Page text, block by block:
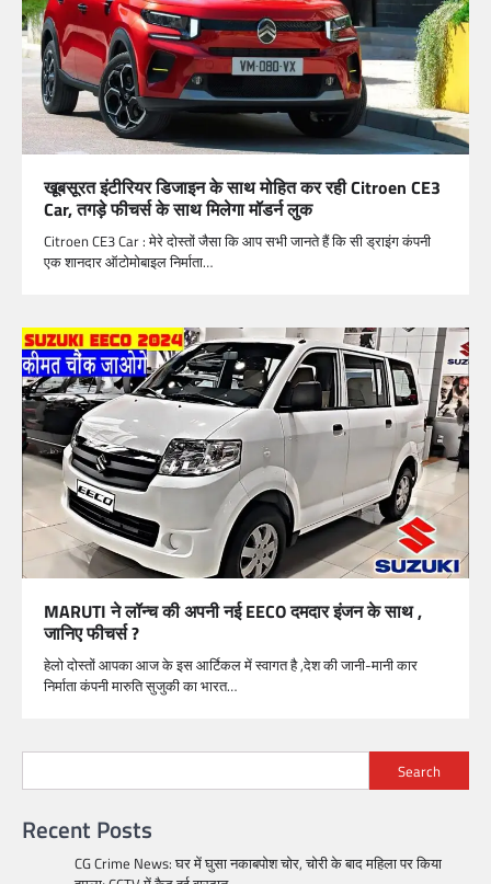
खूबसूरत इंटीरियर डिजाइन के साथ मोहित कर रही Citroen CE3
Car, तगड़े फीचर्स के साथ मिलेगा मॉडर्न लुक
Citroen CE3 Car : मेरे दोस्तों जैसा कि आप सभी जानते हैं कि सी ड्राइंग कंपनी
एक शानदार ऑटोमोबाइल निर्माता…
MARUTI ने लॉन्च की अपनी नई EECO दमदार इंजन के साथ ,
जानिए फीचर्स ?
हेलो दोस्तों आपका आज के इस आर्टिकल में स्वागत है ,देश की जानी-मानी कार
निर्माता कंपनी मारुति सुजुकी का भारत…
Search
Recent Posts
CG Crime News: घर में घुसा नकाबपोश चोर, चोरी के बाद महिला पर किया